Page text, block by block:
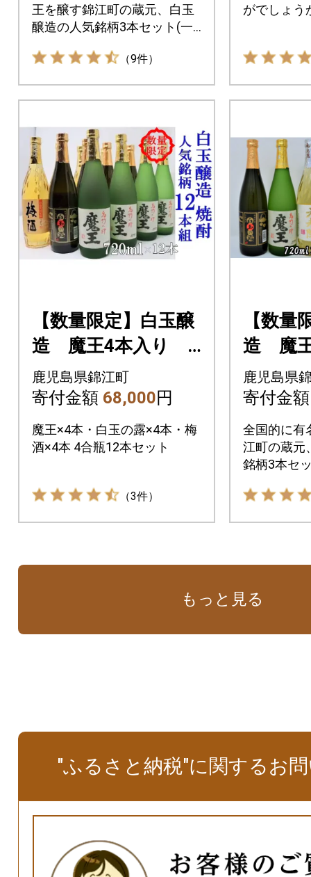
王を醸す錦江町の蔵元、白玉
醸造の人気銘柄3本セット(一
たします。
（9件）
がでしょう
【数量限定】白玉醸
造 魔王4本入り
人気銘柄12本セット
(4合瓶)No.6008-2
鹿児島県錦江町
寄付金額 68,000円
魔王×4本・白玉の露×4本・梅
酒×4本 4合瓶12本セット
（3件）
【数量
造 魔
ット(4
-3
鹿児島県
寄付金
全国的に有
江町の蔵元
銘柄3本セ
もっと見る
"ふるさと納税"に関するお